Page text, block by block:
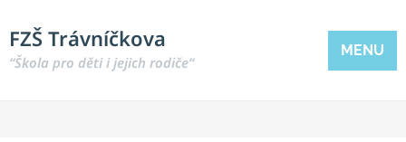
FZŠ Trávníčkova
“Škola pro děti i jejich rodiče“
MENU